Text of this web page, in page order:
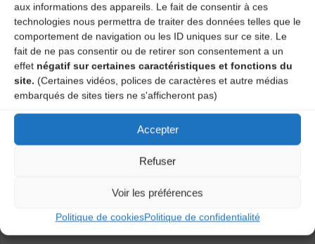
aux informations des appareils. Le fait de consentir à ces
technologies nous permettra de traiter des données telles que le
comportement de navigation ou les ID uniques sur ce site. Le
fait de ne pas consentir ou de retirer son consentement a un
effet négatif sur certaines caractéristiques et fonctions du
site. (Certaines vidéos, polices de caractères et autre médias
embarqués de sites tiers ne s'afficheront pas)
Accepter
Refuser
Voir les préférences
Politique de cookiesPolitique de confidentialité
Agenda
Bal traditionnel – Duo Artense, Scalp, Ecole de
musique de Brioude
Laisser un
commentaire
Votre adresse e-mail ne sera pas publiée. Les champs